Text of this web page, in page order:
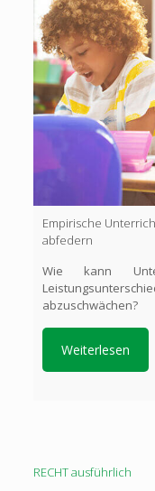
Empirische
abfedern
Wie kann
abzuschwächen?
Weiterlesen
RECHT ausführlich